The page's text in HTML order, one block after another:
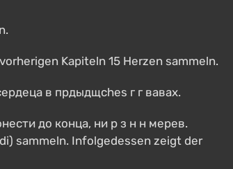
Kapiteln 15 Herzen sammeln.
в прдыдщches г г вавах.
до конца, ни р з н н мерев.
sammeln. Infolgedessen zeigt der